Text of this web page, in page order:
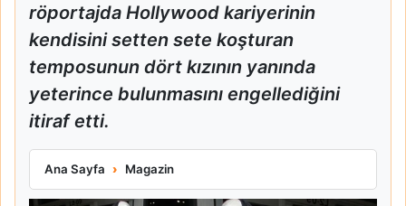
röportajda Hollywood kariyerinin
kendisini setten sete koşturan
temposunun dört kızının yanında
yeterince bulunmasını engellediğini
itiraf etti.
Ana Sayfa Magazin
Matt Damon Babalık Pişmanlığını İtiraf Etti